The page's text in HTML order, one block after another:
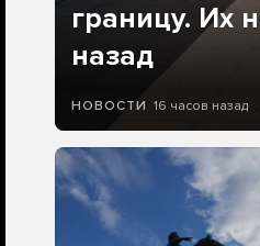
границу. Их
назад
НОВОСТИ 16 часов назад